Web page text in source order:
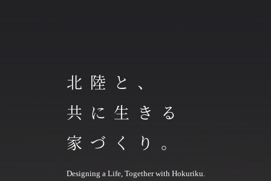
北陸と、
共に生きる
家づくり。
Designing a Life, Together with Hokuriku.